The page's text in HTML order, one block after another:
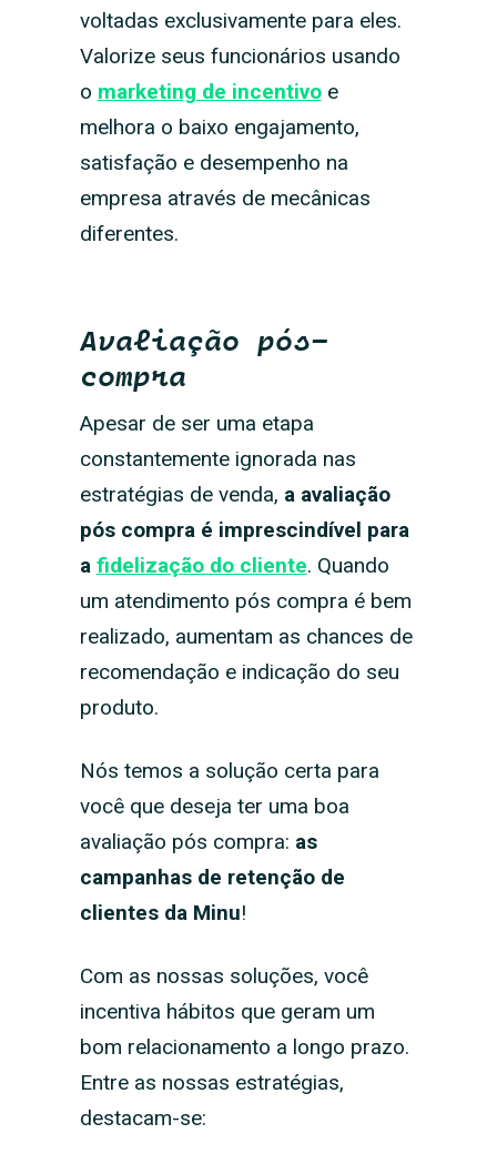
voltadas exclusivamente para eles.
Valorize seus funcionários usando
o marketing de incentivoe
melhora o baixo engajamento,
satisfação e desempenho na
empresa através de mecânicas
diferentes.
Avaliação pós-
compra
Apesar de ser uma etapa
constantemente ignorada nas
estratégias de venda, a avaliação
pós compra é imprescindível para
a fidelização do cliente. Quando
um atendimento pós compra é bem
realizado, aumentam as chances de
recomendação e indicação do seu
produto.
Nós temos a solução certa para
você que deseja ter uma boa
avaliação pós compra: as
campanhas de retenção de
clientes da Minu!
Com as nossas soluções, você
incentiva hábitos que geram um
bom relacionamento a longo prazo.
Entre as nossas estratégias,
destacam-se: